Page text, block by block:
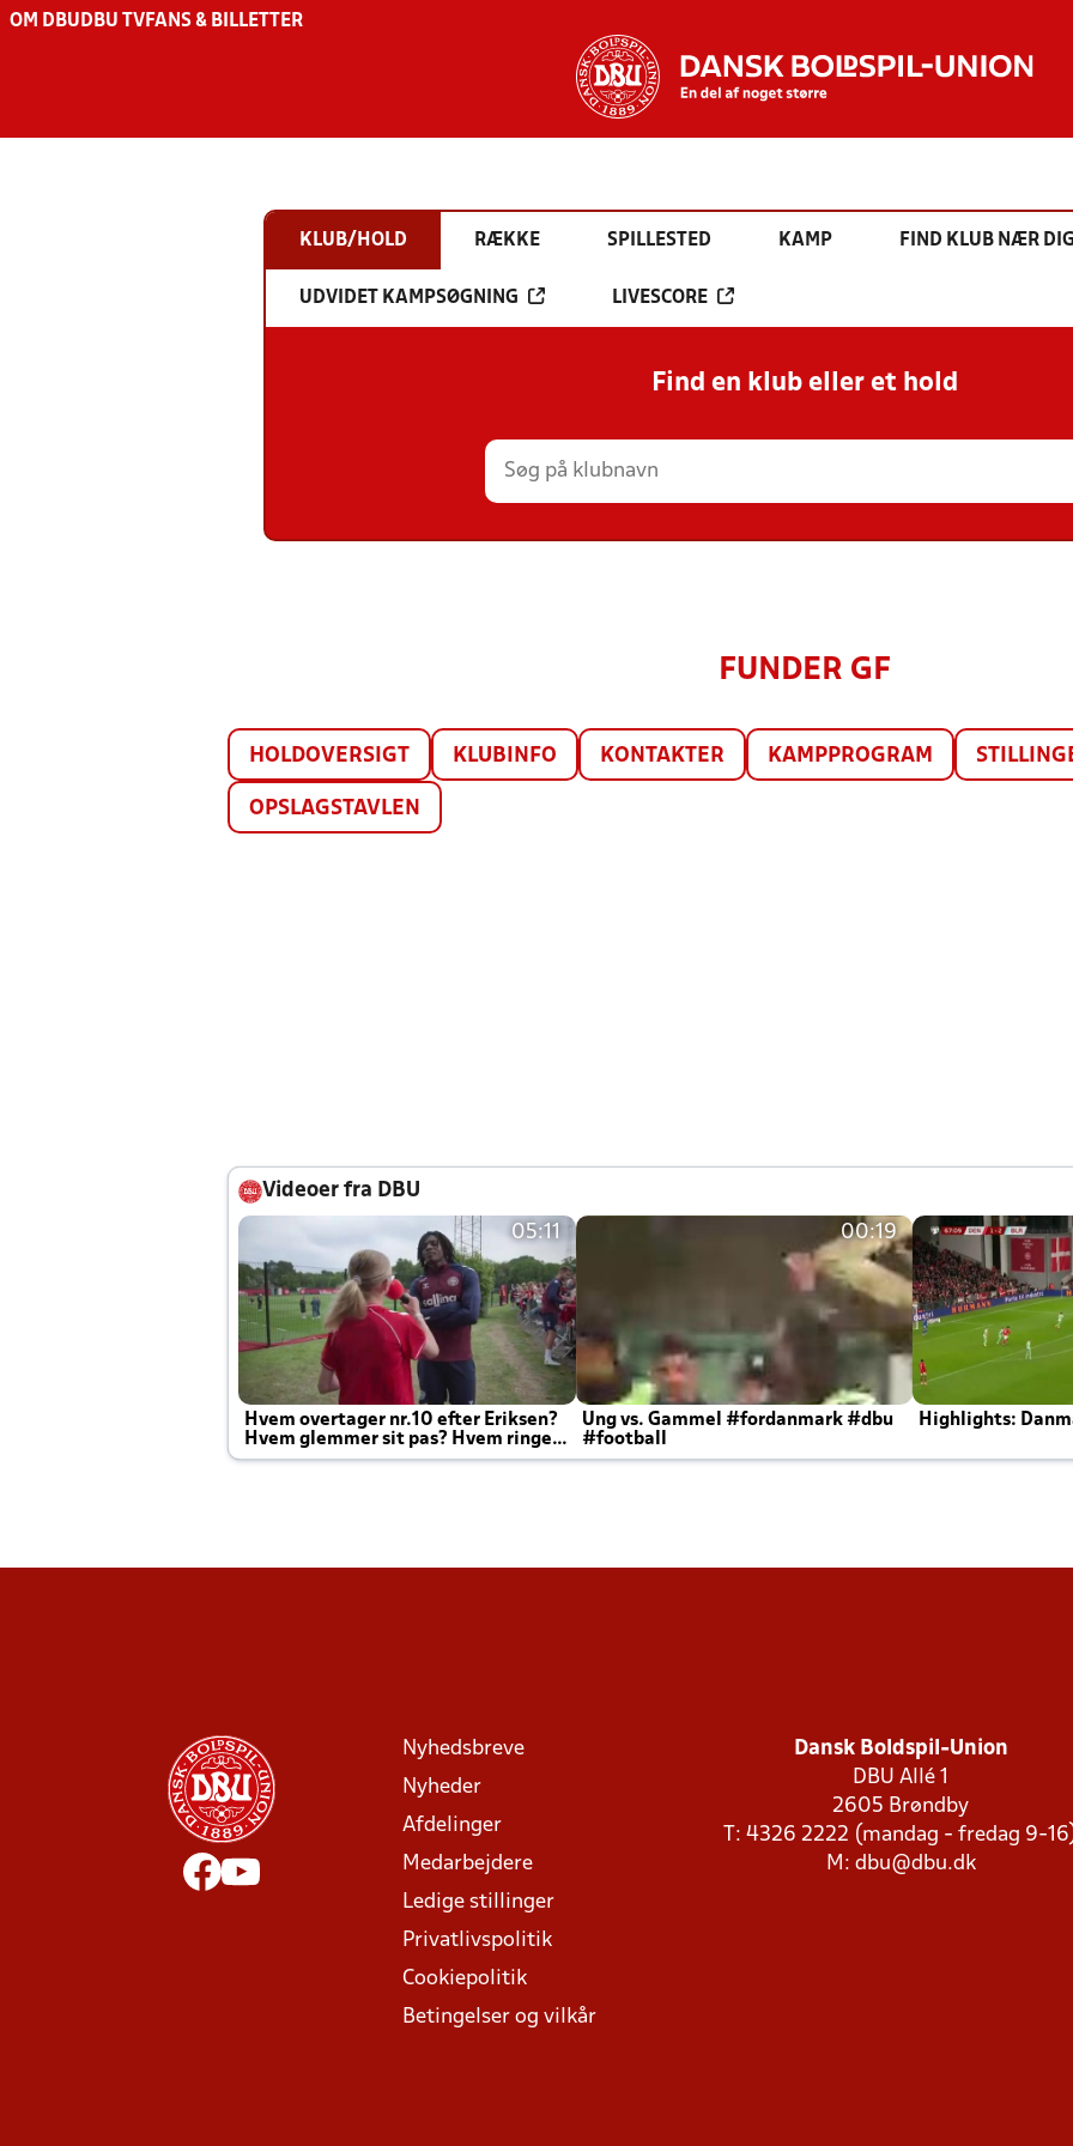
OM DBU DBU TV FANS & BILLETTER
KLUB/HOLD RÆKKE SPILLESTED KAMP FIND KLUB NÆR DIG
UDVIDET KAMPSØGNING LIVESCORE
Find en klub eller et hold
FUNDER GF
HOLDOVERSIGT KLUBINFO KONTAKTER KAMPPROGRAM
OPSLAGSTAVLEN
Videoer fra DBU
05:11
Hvem overtager nr.10 efter Eriksen?
Hvem glemmer sit pas? Hvem ringer
Joachim altid til efter kampe?
00:19
Ung vs. Gammel #fordanmark #dbu
#football
Highlights:
Nyhedsbreve
Nyheder
Afdelinger
Medarbejdere
Ledige stillinger
Privatlivspolitik
Cookiepolitik
Betingelser og vilkår
Dansk Boldspil-Union
DBU Allé 1
2605 Brøndby
T: 4326 2222 (mandag - fredag 9-
M: dbu@dbu.dk